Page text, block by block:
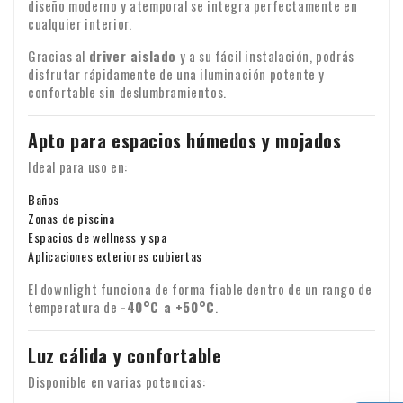
Garantía: todos nuestros productos tienen una garantía de
dos años
Identidad empresarial
después de recibirlo. ¿Falta algún artículo o han llegado
productos dañados? Envíenos inmediatamente un correo
electrónico con su número de pedido y, si es posible, fotos
de los daños.
Transferencia del IVA para clientes
empresariales
¿Realiza un pedido desde Europa con fines comerciales? En
ese caso, es posible transferir el IVA. En ese caso, no le
cobraremos el IVA en la factura. Su número de IVA se
comprobará automáticamente. ¿Su número de IVA no
funciona? Póngase en contacto con nosotros.
Si tiene alguna pregunta sobre el envío u otros asuntos, no
dude en ponerse en contacto con nosotros por correo
electrónico:info@xpropool.com
diseño moderno y atemporal se integra perfectamente en
cualquier interior.
Gracias al driver aislado y a su fácil instalación, podrás
disfrutar rápidamente de una iluminación potente y
confortable sin deslumbramientos.
Apto para espacios húmedos y mojados
Ideal para uso en:
Baños
Zonas de piscina
Espacios de wellness y spa
Aplicaciones exteriores cubiertas
El downlight funciona de forma fiable dentro de un rango de
temperatura de -40°C a +50°C.
Luz cálida y confortable
Disponible en varias potencias: